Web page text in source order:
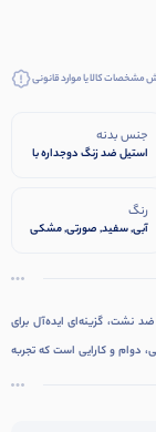
مشخصات کالا یا موارد قانونی
جنس بدنه
استیل ضد زنگ دوجداره با
رنگ
آبی, سفید, صورتی, مشکی
نشت، گزینه‌ای ایده‌آل برای
دوام و کارایی است که تجربه